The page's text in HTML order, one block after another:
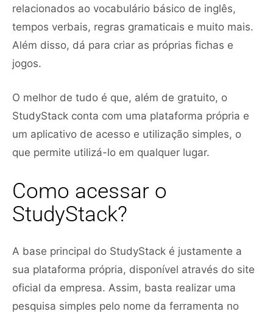
relacionados ao vocabulário básico de inglês,
tempos verbais, regras gramaticais e muito mais.
Além disso, dá para criar as próprias fichas e
jogos.
O melhor de tudo é que, além de gratuito, o
StudyStack conta com uma plataforma própria e
um aplicativo de acesso e utilização simples, o
que permite utilizá-lo em qualquer lugar.
Como acessar o
StudyStack?
A base principal do StudyStack é justamente a
sua plataforma própria, disponível através do site
oficial da empresa. Assim, basta realizar uma
pesquisa simples pelo nome da ferramenta no